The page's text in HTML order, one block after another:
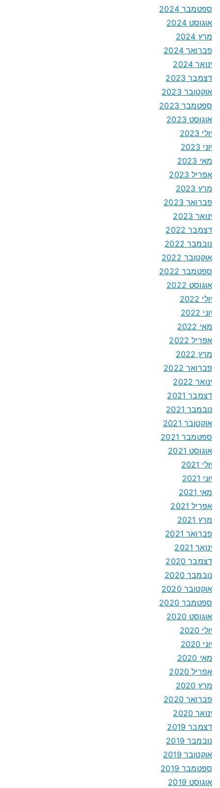
ספטמבר 2024
אוגוסט 2024
מרץ 2024
פברואר 2024
ינואר 2024
דצמבר 2023
אוקטובר 2023
ספטמבר 2023
אוגוסט 2023
יולי 2023
יוני 2023
מאי 2023
אפריל 2023
מרץ 2023
פברואר 2023
ינואר 2023
דצמבר 2022
נובמבר 2022
אוקטובר 2022
ספטמבר 2022
אוגוסט 2022
יולי 2022
יוני 2022
מאי 2022
אפריל 2022
מרץ 2022
פברואר 2022
ינואר 2022
דצמבר 2021
נובמבר 2021
אוקטובר 2021
ספטמבר 2021
אוגוסט 2021
יולי 2021
יוני 2021
מאי 2021
אפריל 2021
מרץ 2021
פברואר 2021
ינואר 2021
דצמבר 2020
נובמבר 2020
אוקטובר 2020
ספטמבר 2020
אוגוסט 2020
יולי 2020
יוני 2020
מאי 2020
אפריל 2020
מרץ 2020
פברואר 2020
ינואר 2020
דצמבר 2019
נובמבר 2019
אוקטובר 2019
ספטמבר 2019
אוגוסט 2019